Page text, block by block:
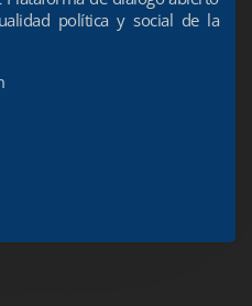
política y social de la